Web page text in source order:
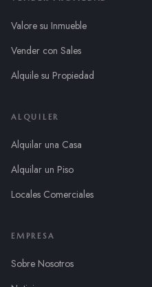
Valore su Inmueble
Vender con Sales
Alquile su Propiedad
ALQUILER
Alquilar una Casa
Alquilar un Piso
Locales Comerciales
EMPRESA
Sobre Nosotros